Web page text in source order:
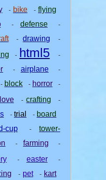
- bike - flying
- defense -
-drawing -
- html5 -
- airplane -
- block - horror -
love -crafting -
- trial - board
cup -tower-
- farming -
- easter -
- pet - kart